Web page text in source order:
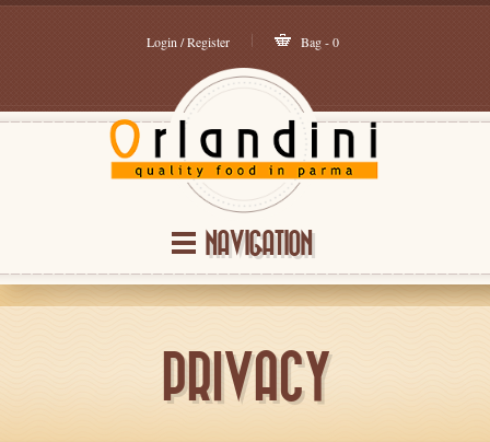
Login / Register Bag - 0
NAVIGATION
PRIVACY